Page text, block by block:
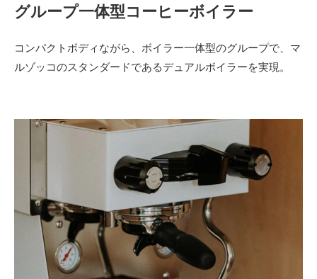
グループ一体型コーヒーボイラー
コンパクトボディながら、ボイラー一体型のグループで、マ
ルゾッコのスタンダードであるデュアルボイラーを実現。